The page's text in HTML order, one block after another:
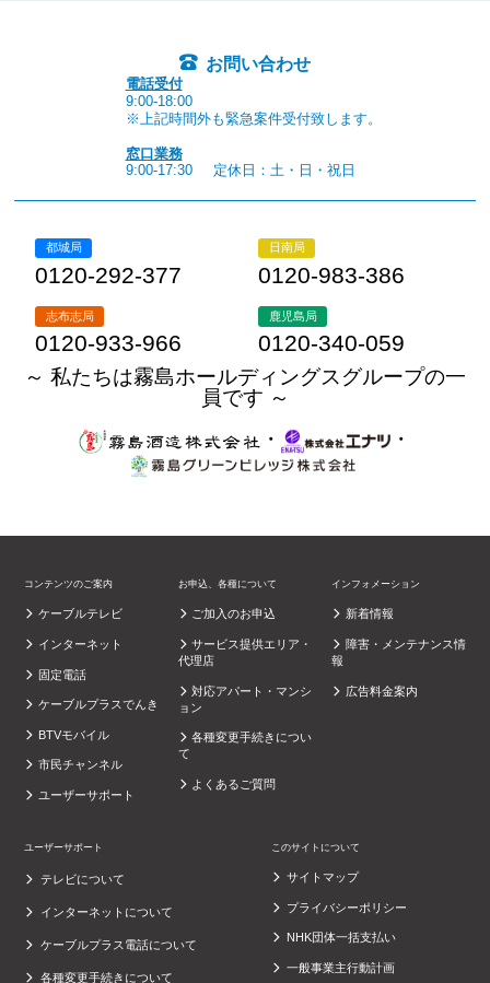
お問い合わせ
電話受付
9:00-18:00
※上記時間外も緊急案件受付致します。
窓口業務
9:00-17:30
定休日：土・日・祝日
都城局
0120-292-377
日南局
0120-983-386
志布志局
0120-933-966
鹿児島局
0120-340-059
～ 私たちは霧島ホールディングスグループの一
員です ～
・
・
コンテンツのご案内
ケーブルテレビ
インターネット
固定電話
ケーブルプラスでんき
BTVモバイル
市民チャンネル
ユーザーサポート
お申込、各種について
ご加入のお申込
サービス提供エリア・
代理店
対応アパート・マンシ
ョン
各種変更手続きについ
て
よくあるご質問
インフォメーション
新着情報
障害・メンテナンス情
報
広告料金案内
ユーザーサポート
テレビについて
インターネットについて
ケーブルプラス電話について
各種変更手続きについて
このサイトについて
サイトマップ
プライバシーポリシー
NHK団体一括支払い
一般事業主行動計画